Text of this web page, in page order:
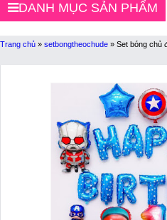
DANH MỤC SẢN PHẨM
Trang chủ » setbongtheochude » Set bóng chủ